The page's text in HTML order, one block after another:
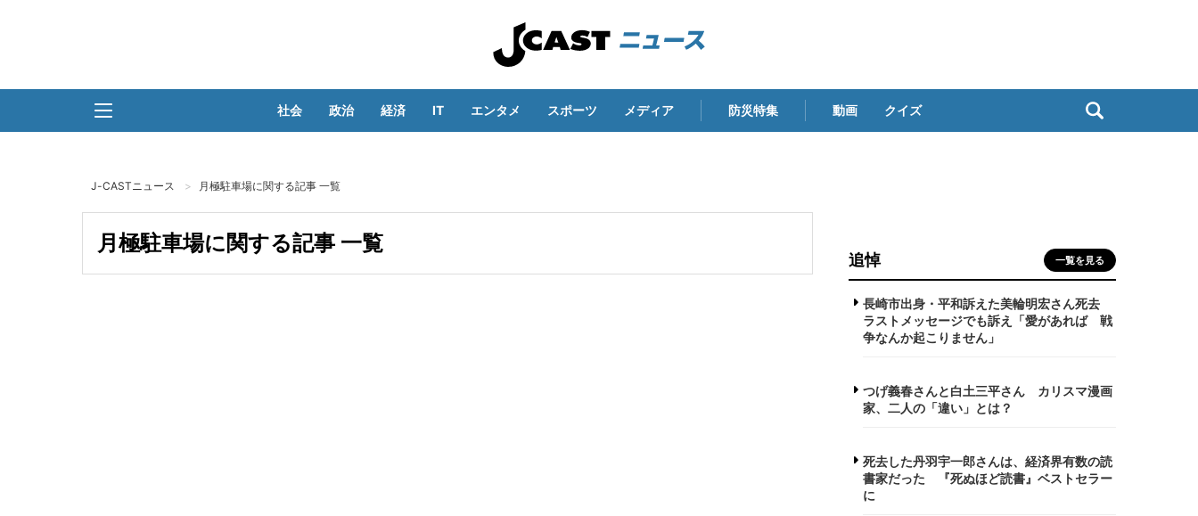
社会 政治 経済 IT エンタメ スポーツ メディア 防災特集 動画 クイズ
J-CASTニュース 月極駐車場に関する記事 一覧
月極駐車場に関する記事 一覧
追悼 一覧を見る
長崎市出身・平和訴えた美輪明宏さん死去
ラストメッセージでも訴え「愛があれば 戦
争なんか起こりません」
つげ義春さんと白土三平さん カリスマ漫画
家、二人の「違い」とは？
死去した丹羽宇一郎さんは、経済界有数の読
書家だった 『死ぬほど読書』ベストセラー
に